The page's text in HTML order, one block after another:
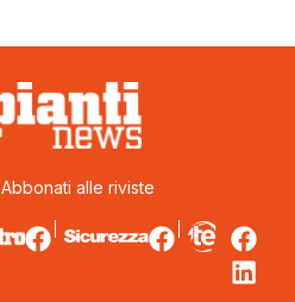
Abbonati alle riviste